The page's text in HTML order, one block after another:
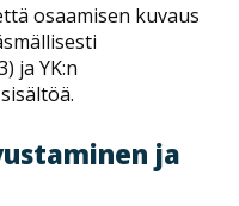
osaamisen kuvaus
ja YK:n
ja